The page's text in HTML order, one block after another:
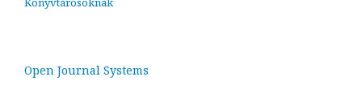
Open Journal Systems